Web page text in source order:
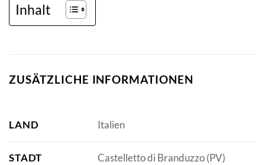
Inhalt
ZUSÄTZLICHE INFORMATIONEN
LAND Italien
STADT Castelletto di Branduzzo (PV)